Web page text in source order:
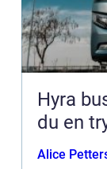
Hyra buss i
du en
Alice